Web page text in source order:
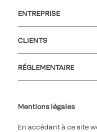
ENTREPRISE
CLIENTS
RÉGLEMENTAIRE
Mentions légales
En accédant à ce site